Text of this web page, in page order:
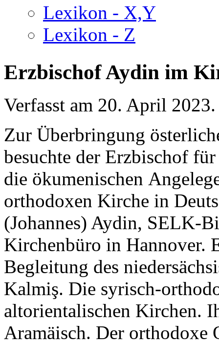
Lexikon - X,Y
Lexikon - Z
Erzbischof Aydin im
Verfasst am 20. April 2023.
Zur Überbringung
besuchte der Erzbischof für
die ökumenischen
orthodoxen Kirche in
(Johannes) Aydin, SELK-
Kirchenbüro in Hannover.
Begleitung des
Kalmiş. Die syrisch-
altorientalischen Kirchen.
Aramäisch. Der orthodoxe